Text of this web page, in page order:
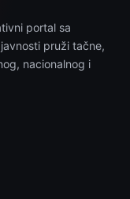
portal sa
pruži tačne,
nacionalnog i